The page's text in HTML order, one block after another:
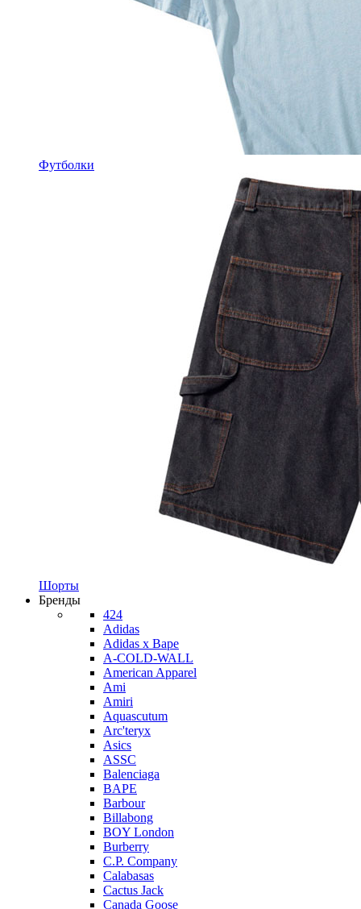
Футболки
Шорты
Бренды
424
Adidas
Adidas x Bape
A-COLD-WALL
American Apparel
Ami
Amiri
Aquascutum
Arc'teryx
Asics
ASSC
Balenciaga
BAPE
Barbour
Billabong
BOY London
Burberry
C.P. Company
Calabasas
Cactus Jack
Canada Goose